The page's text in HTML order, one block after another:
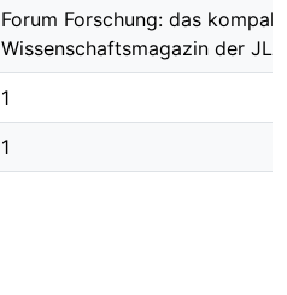
Forum Forschung: das
Wissenschaftsmagazin der JLU
1
1